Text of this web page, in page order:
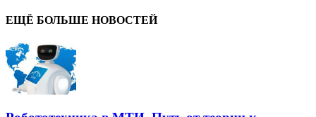
ЕЩЁ БОЛЬШЕ НОВОСТЕЙ